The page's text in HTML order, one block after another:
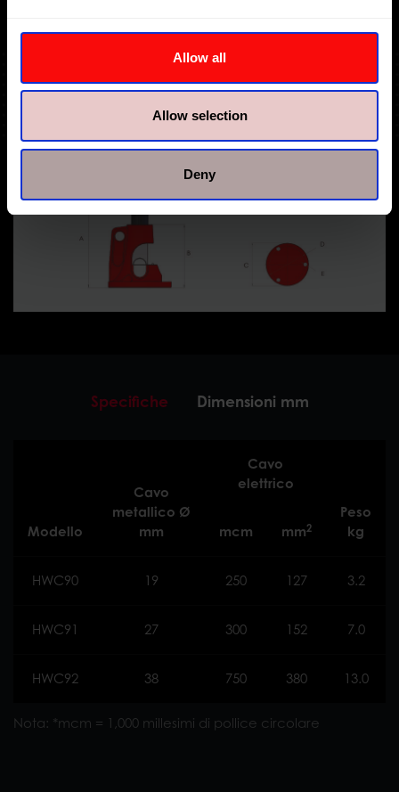
Allow all
Allow selection
Deny
Specifiche Dimensioni mm
Modello
Cavo
metallico Ø
mm
Cavo
elettrico
Peso
kg
mcm mm2
HWC90 19 250 127 3.2
HWC91 27 300 152 7.0
HWC92 38 750 380 13.0
Nota: *mcm = 1,000 millesimi di pollice circolare